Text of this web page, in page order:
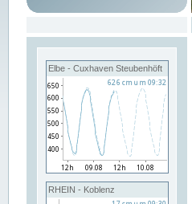
Elbe - Cuxhaven Steubenhöft
RHEIN - Koblenz